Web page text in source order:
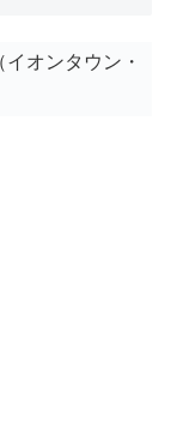
イオンタウン・